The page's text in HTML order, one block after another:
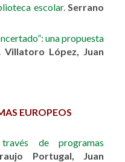
escolar. Serrano
una propuesta
Villatoro López, Juan
EUROPEOS
de programas
Portugal, Juan